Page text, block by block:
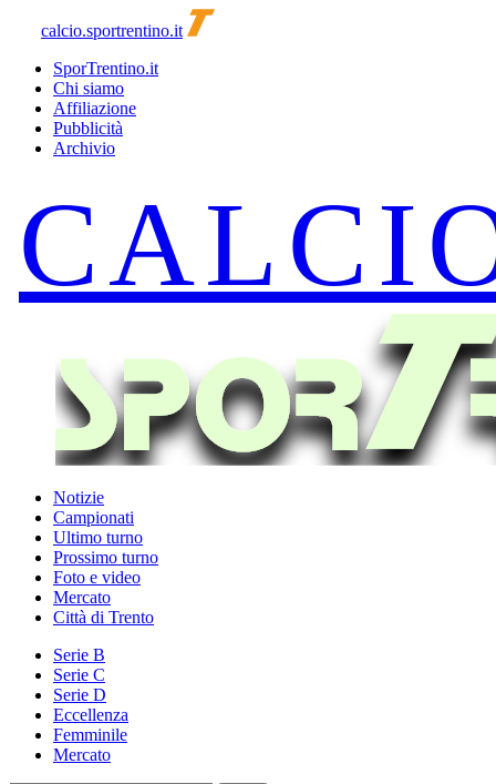
calcio.sportrentino.it
SporTrentino.it
Chi siamo
Affiliazione
Pubblicità
Archivio
Notizie
Campionati
Ultimo turno
Prossimo turno
Foto e video
Mercato
Città di Trento
Serie B
Serie C
Serie D
Eccellenza
Femminile
Mercato